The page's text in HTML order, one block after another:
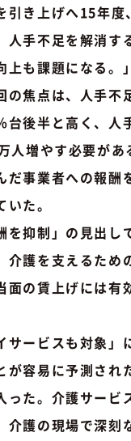
き上げへ15年度
手不足を解消す
も課題になる。
焦点は、人手不
後半と高く、人
人増やす必要が
事業者への報酬
た。
抑制」の見出し
護を支えるため
の賃上げには有
ービスも対象」
容易に予測され
た。介護サービ
護の現場で深刻